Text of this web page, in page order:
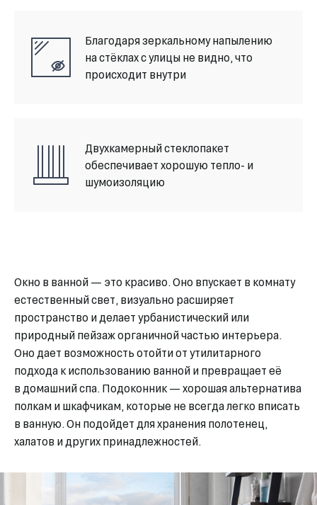
Благодаря зеркальному напылению
на стёклах с улицы не видно, что
происходит внутри
Двухкамерный стеклопакет
обеспечивает хорошую тепло- и
шумоизоляцию
Окно в ванной — это красиво. Оно впускает в комнату
естественный свет, визуально расширяет
пространство и делает урбанистический или
природный пейзаж органичной частью интерьера.
Оно дает возможность отойти от утилитарного
подхода к использованию ванной и превращает её
в домашний спа. Подоконник — хорошая альтернатива
полкам и шкафчикам, которые не всегда легко вписать
в ванную. Он подойдет для хранения полотенец,
халатов и других принадлежностей.